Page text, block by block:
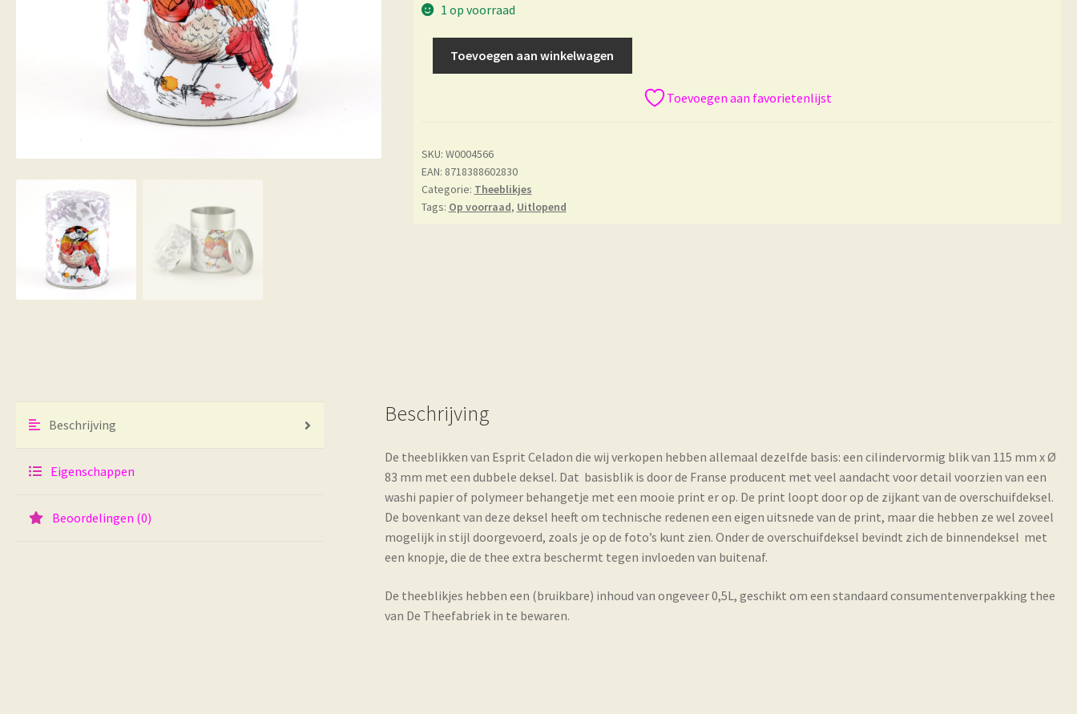
1 op voorraad
Toevoegen aan winkelwagen
Toevoegen aan favorietenlijst
SKU: W0004566
EAN: 8718388602830
Categorie: Theeblikjes
Tags: Op voorraad, Uitlopend
Beschrijving
Eigenschappen
Beoordelingen (0)
Beschrijving
De theeblikken van Esprit Celadon die wij verkopen hebben allemaal dezelfde basis: een cilindervormig blik van 115 mm x Ø
83 mm met een dubbele deksel. Dat basisblik is door de Franse producent met veel aandacht voor detail voorzien van een
washi papier of polymeer behangetje met een mooie print er op. De print loopt door op de zijkant van de overschuifdeksel.
De bovenkant van deze deksel heeft om technische redenen een eigen uitsnede van de print, maar die hebben ze wel zoveel
mogelijk in stijl doorgevoerd, zoals je op de foto’s kunt zien. Onder de overschuifdeksel bevindt zich de binnendeksel met
een knopje, die de thee extra beschermt tegen invloeden van buitenaf.
De theeblikjes hebben een (bruikbare) inhoud van ongeveer 0,5L, geschikt om een standaard consumentenverpakking thee
van De Theefabriek in te bewaren.